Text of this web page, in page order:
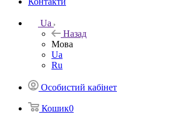
Ua
Назад
Мова
Ua
Ru
Особистий кабінет
Кошик0